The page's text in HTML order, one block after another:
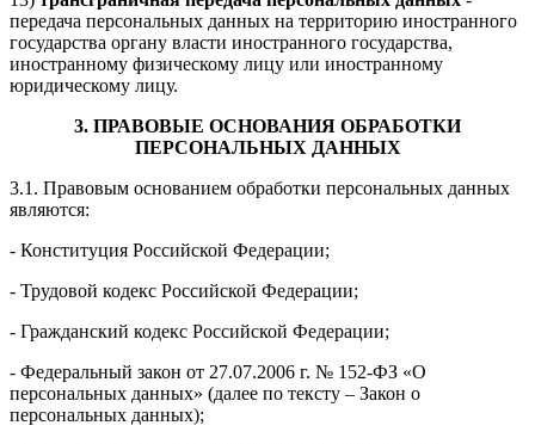
передача персональных данных на территорию иностранного
государства органу власти иностранного государства,
иностранному физическому лицу или иностранному
юридическому лицу.
3. ПРАВОВЫЕ ОСНОВАНИЯ ОБРАБОТКИ
ПЕРСОНАЛЬНЫХ ДАННЫХ
3.1. Правовым основанием обработки персональных данных
являются:
- Конституция Российской Федерации;
- Трудовой кодекс Российской Федерации;
- Гражданский кодекс Российской Федерации;
- Федеральный закон от 27.07.2006 г. № 152-ФЗ «О
персональных данных» (далее по тексту – Закон о
персональных данных);